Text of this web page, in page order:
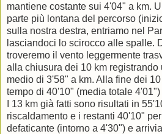
mantiene costante sui 4'04" a km.
parte più lontana del percorso
sulla nostra destra, entriamo nel
lasciandoci lo scirocco alle spalle.
troveremo il vento leggermente
alla chiusura dei 10 km registrando
medio di 3'58" a km. Alla fine dei
tempo di 40'10" (media totale
I 13 km già fatti sono risultati in
riscaldamento e i restanti 40'10"
defaticante (intorno a 4'30") e